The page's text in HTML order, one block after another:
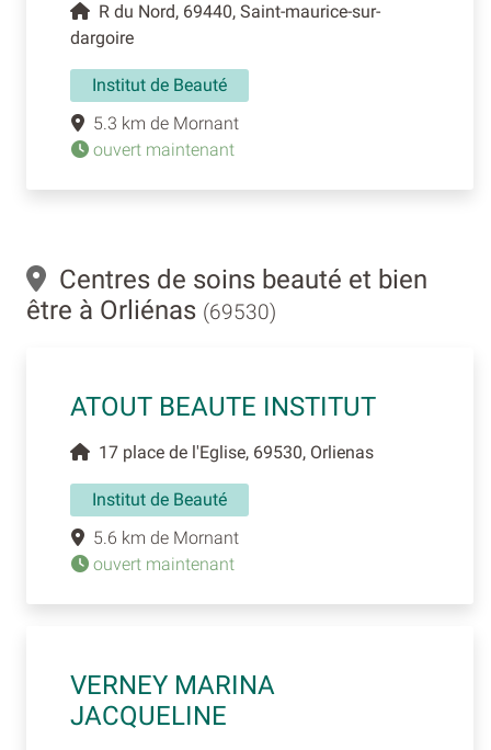
R du Nord, 69440, Saint-maurice-sur-
dargoire
Institut de Beauté
5.3 km de Mornant
ouvert maintenant
Centres de soins beauté et bien
être à Orliénas (69530)
ATOUT BEAUTE INSTITUT
17 place de l'Eglise, 69530, Orlienas
Institut de Beauté
5.6 km de Mornant
ouvert maintenant
VERNEY MARINA
JACQUELINE